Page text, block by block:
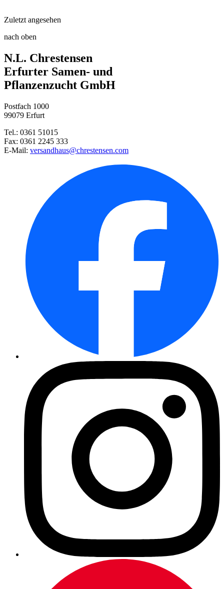
Harke
Wintersteckzwiebel Snowball
Blumenkohl Walcheren Winter 5
Winteraster Brockenfeuer
Perlzwiebel De Barletta
Wintersteckzwiebel Winteria
Zitronengurke Lemon
Zuletzt angesehen
Wintersteckzwiebel Senshyu Yel ...
nach oben
N.L. Chrestensen
Erfurter Samen- und
Pflanzenzucht GmbH
Postfach 1000
99079 Erfurt
Tel.: 0361 51015
Fax: 0361 2245 333
E-Mail: versandhaus@chrestensen.com